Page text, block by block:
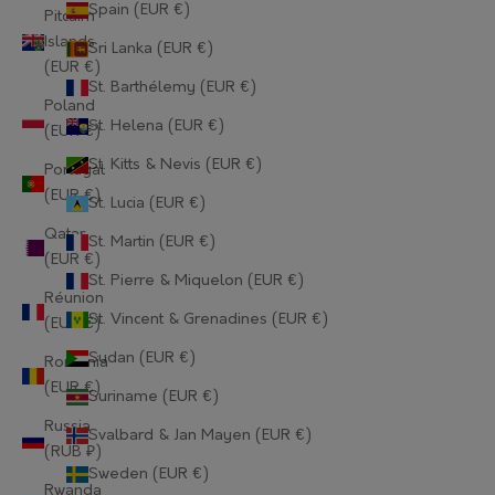
Pitcairn
Islands
(EUR €)
Poland
(EUR €)
Portugal
(EUR €)
Qatar
(EUR €)
Réunion
(EUR €)
Romania
(EUR €)
Russia
(RUB ₽)
Rwanda
Spain (EUR €)
Sri Lanka (EUR €)
St. Barthélemy (EUR €)
St. Helena (EUR €)
St. Kitts & Nevis (EUR €)
St. Lucia (EUR €)
St. Martin (EUR €)
St. Pierre & Miquelon (EUR €)
St. Vincent & Grenadines (EUR €)
Sudan (EUR €)
Suriname (EUR €)
Svalbard & Jan Mayen (EUR €)
Sweden (EUR €)
Guernsey (EUR €)
Guinea (EUR €)
Guinea-Bissau (EUR €)
Haiti (EUR €)
Honduras (EUR €)
Hong Kong SAR (EUR €)
Hungary (EUR €)
Iceland (EUR €)
India (EUR €)
Indonesia (EUR €)